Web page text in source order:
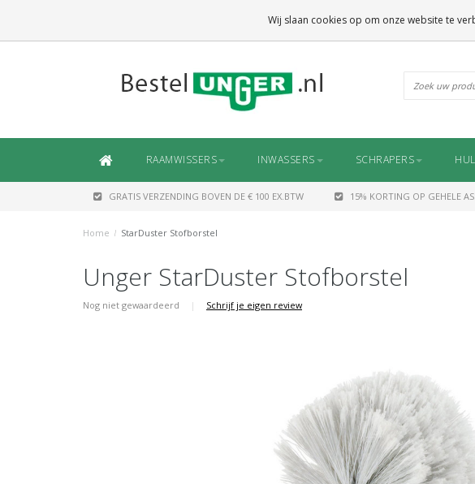
RAAMWISSERS INWASSERS SCHRAPERS
GRATIS VERZENDING BOVEN DE € 100 EX.BTW 15% KORTING OP GEHELE
Home / StarDuster Stofborstel
Unger StarDuster Stofborstel
Nog niet gewaardeerd | Schrijf je eigen review
Wij slaan cookies op om onze website te